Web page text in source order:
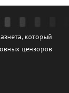
который
цензоров